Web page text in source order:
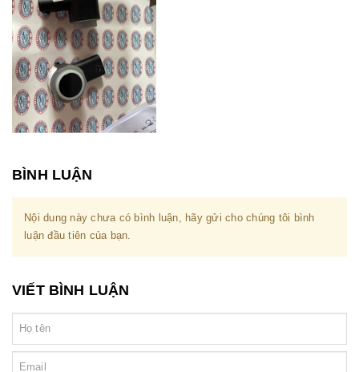
BÌNH LUẬN
Nội dung này chưa có bình luận, hãy gửi cho chúng tôi bình
luận đầu tiên của bạn.
VIẾT BÌNH LUẬN